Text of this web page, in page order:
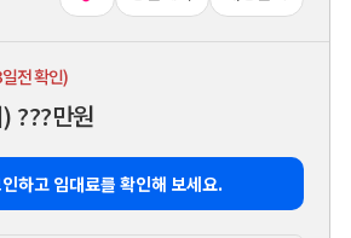
전 확인)
???만원
하고 임대료를 확인해 보세요.